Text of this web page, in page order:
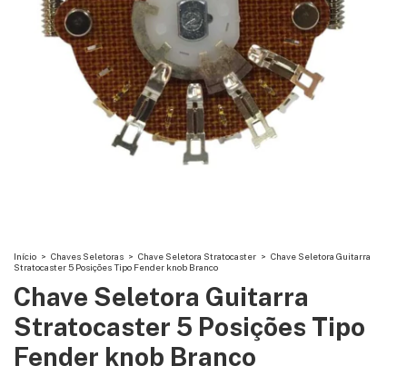
Início > Chaves Seletoras > Chave Seletora Stratocaster > Chave Seletora Guitarra
Stratocaster 5 Posições Tipo Fender knob Branco
Chave Seletora Guitarra
Stratocaster 5 Posições Tipo
Fender knob Branco